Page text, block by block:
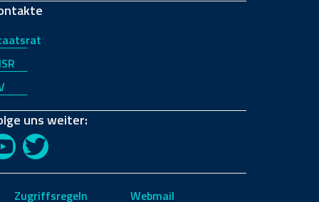
uns weiter:
YouTubeTwitter
Zugriffsregeln Webmail